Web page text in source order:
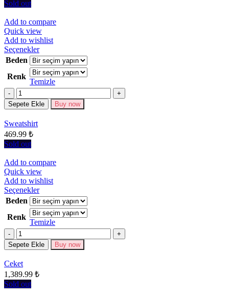
Sold out
Add to compare
Quick view
Add to wishlist
SeçeneklerBu
ürünün
birden
fazla
varyasyonu
Seçenekler
Beden
Renk
Temizle
Miktar
Sepete Ekle Buy now
Sweatshirt
469.99 ₺
Sold out
Add to compare
Quick view
Add to wishlist
SeçeneklerBu
ürünün
birden
fazla
varyasyonu
Seçenekler
seçilebilir
Beden
Renk
Temizle
Miktar
Sepete Ekle Buy now
Ceket
1,389.99 ₺
Sold out